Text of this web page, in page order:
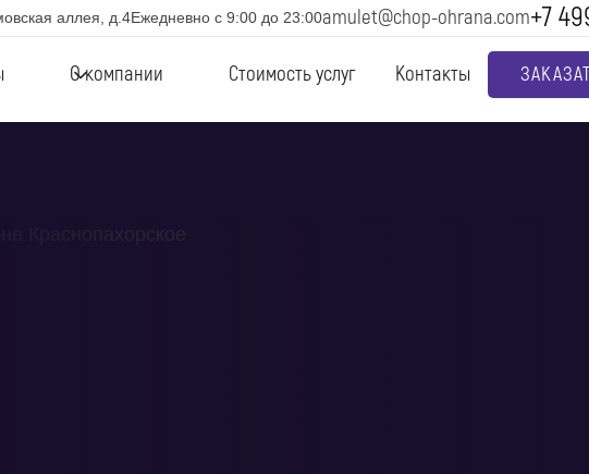
аллея, д.4Ежедневно с 9:00 до 23:00amulet@chop-ohrana.com+7
О компании Стоимость услуг Контакты